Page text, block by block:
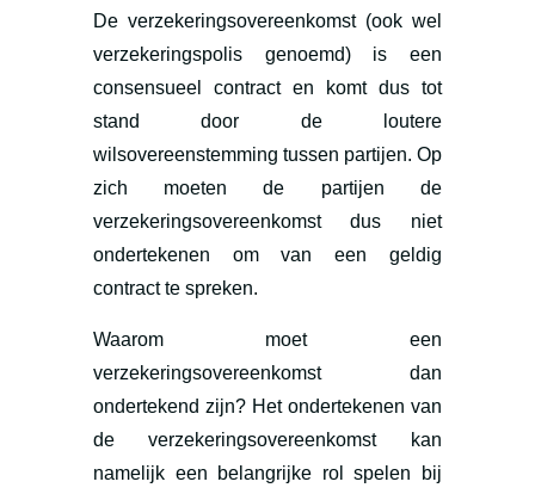
De verzekeringsovereenkomst (ook wel
verzekeringspolis genoemd) is een
consensueel contract en komt dus tot
stand door de loutere
wilsovereenstemming tussen partijen. Op
zich moeten de partijen de
verzekeringsovereenkomst dus niet
ondertekenen om van een geldig
contract te spreken.
Waarom moet een
verzekeringsovereenkomst dan
ondertekend zijn? Het ondertekenen van
de verzekeringsovereenkomst kan
namelijk een belangrijke rol spelen bij